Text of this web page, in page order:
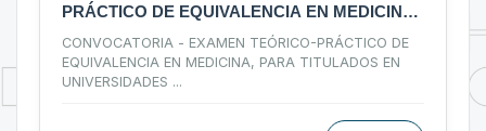
PRÁCTICO DE EQUIVALENCIA EN MEDICINA,
PARA TITULADOS EN UNIVERSIDADES
EXTRANJERAS
CONVOCATORIA - EXAMEN TEÓRICO-PRÁCTICO DE
EQUIVALENCIA EN MEDICINA, PARA TITULADOS EN
UNIVERSIDADES ...